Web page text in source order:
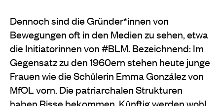
Dennoch sind die Gründer*innen von
Bewegungen oft in den Medien zu sehen, etwa
die Initiatorinnen von #BLM. Bezeichnend: Im
Gegensatz zu den 1960ern stehen heute junge
Frauen wie die Schülerin Emma González von
MfOL vorn. Die patriarchalen Strukturen
haben Risse bekommen. Künftig werden wohl